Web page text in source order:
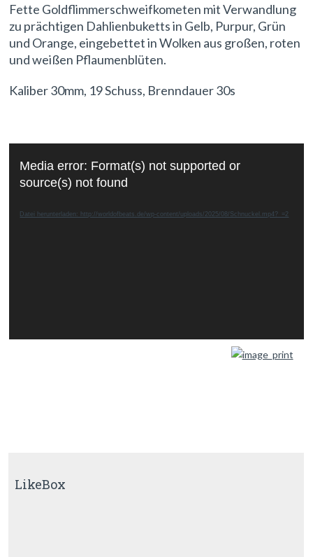
Fette Goldflimmerschweifkometen mit Verwandlung
zu prächtigen Dahlienbuketts in Gelb, Purpur, Grün
und Orange, eingebettet in Wolken aus großen, roten
und weißen Pflaumenblüten.
Kaliber 30mm, 19 Schuss, Brenndauer 30s
Player
Media error: Format(s) not supported or
source(s) not found
Datei herunterladen: http://worldofbeats.de/wp-content/uploads/2025/08/Schnuckel.mp4?_=2
LikeBox